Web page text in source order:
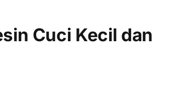
Cuci Kecil dan